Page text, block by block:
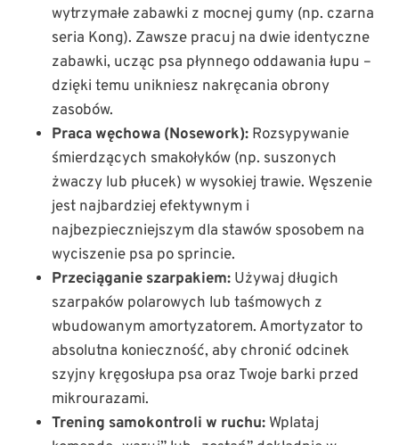
wytrzymałe zabawki z mocnej gumy (np. czarna
seria Kong). Zawsze pracuj na dwie identyczne
zabawki, ucząc psa płynnego oddawania łupu –
dzięki temu unikniesz nakręcania obrony
zasobów.
Praca węchowa (Nosework): Rozsypywanie
śmierdzących smakołyków (np. suszonych
żwaczy lub płucek) w wysokiej trawie. Węszenie
jest najbardziej efektywnym i
najbezpieczniejszym dla stawów sposobem na
wyciszenie psa po sprincie.
Przeciąganie szarpakiem: Używaj długich
szarpaków polarowych lub taśmowych z
wbudowanym amortyzatorem. Amortyzator to
absolutna konieczność, aby chronić odcinek
szyjny kręgosłupa psa oraz Twoje barki przed
mikrourazami.
Trening samokontroli w ruchu: Wplataj